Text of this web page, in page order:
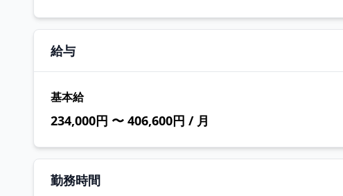
給与
基本給
234,000円 〜 406,600円 / 月
勤務時間